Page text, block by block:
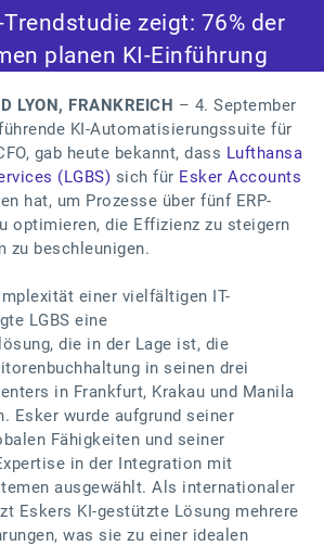
Trendstudie zeigt: 76% der
planen KI-Einführung
LYON, FRANKREICH – 4. September
KI-Automatisierungssuite für
gab heute bekannt, dass Lufthansa
(LGBS) sich für Esker Accounts
hat, um Prozesse über fünf ERP-
optimieren, die Effizienz zu steigern
zu beschleunigen.
einer vielfältigen IT-
LGBS eine
die in der Lage ist, die
in seinen drei
in Frankfurt, Krakau und Manila
Esker wurde aufgrund seiner
Fähigkeiten und seiner
in der Integration mit
ausgewählt. Als internationaler
Eskers KI-gestützte Lösung mehrere
was sie zu einer idealen